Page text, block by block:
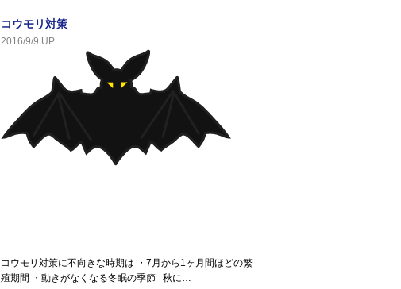
コウモリ対策
2016/9/9 UP
コウモリ対策に不向きな時期は ・7月から1ヶ月間ほどの繁
殖期間 ・動きがなくなる冬眠の季節 秋に…